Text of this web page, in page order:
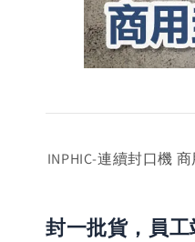
INPHIC-連續封口機
封一批貨，員